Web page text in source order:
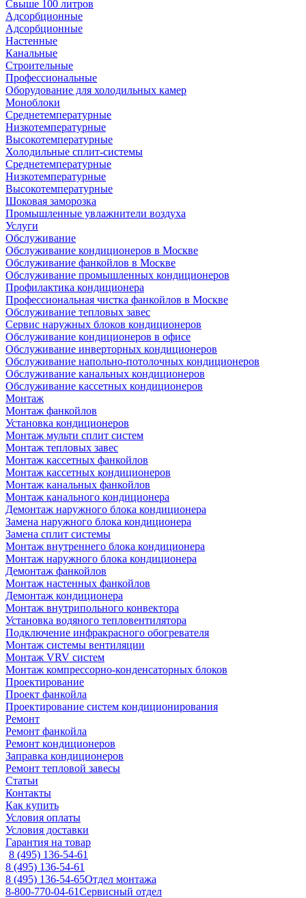
Свыше 100 литров
Адсорбционные
Адсорбционные
Настенные
Канальные
Строительные
Профессиональные
Оборудование для холодильных камер
Моноблоки
Среднетемпературные
Низкотемпературные
Высокотемпературные
Холодильные сплит-системы
Среднетемпературные
Низкотемпературные
Высокотемпературные
Шоковая заморозка
Промышленные увлажнители воздуха
Услуги
Обслуживание
Обслуживание кондиционеров в Москве
Обслуживание фанкойлов в Москве
Обслуживание промышленных кондиционеров
Профилактика кондиционера
Профессиональная чистка фанкойлов в Москве
Обслуживание тепловых завес
Сервис наружных блоков кондиционеров
Обслуживание кондиционеров в офисе
Обслуживание инверторных кондиционеров
Обслуживание напольно-потолочных кондиционеров
Обслуживание канальных кондиционеров
Обслуживание кассетных кондиционеров
Монтаж
Монтаж фанкойлов
Установка кондиционеров
Монтаж мульти сплит систем
Монтаж тепловых завес
Монтаж кассетных фанкойлов
Монтаж кассетных кондиционеров
Монтаж канальных фанкойлов
Монтаж канального кондиционера
Демонтаж наружного блока кондиционера
Замена наружного блока кондиционера
Замена сплит системы
Монтаж внутреннего блока кондиционера
Монтаж наружного блока кондиционера
Демонтаж фанкойлов
Монтаж настенных фанкойлов
Демонтаж кондиционера
Монтаж внутрипольного конвектора
Установка водяного тепловентилятора
Подключение инфракрасного обогревателя
Монтаж системы вентиляции
Монтаж VRV систем
Монтаж компрессорно-конденсаторных блоков
Проектирование
Проект фанкойла
Проектирование систем кондиционирования
Ремонт
Ремонт фанкойла
Ремонт кондиционеров
Заправка кондиционеров
Ремонт тепловой завесы
Статьи
Контакты
Как купить
Условия оплаты
Условия доставки
Гарантия на товар
8 (495) 136-54-61
8 (495) 136-54-61
8 (495) 136-54-65Отдел монтажа
8-800-770-04-61Сервисный отдел